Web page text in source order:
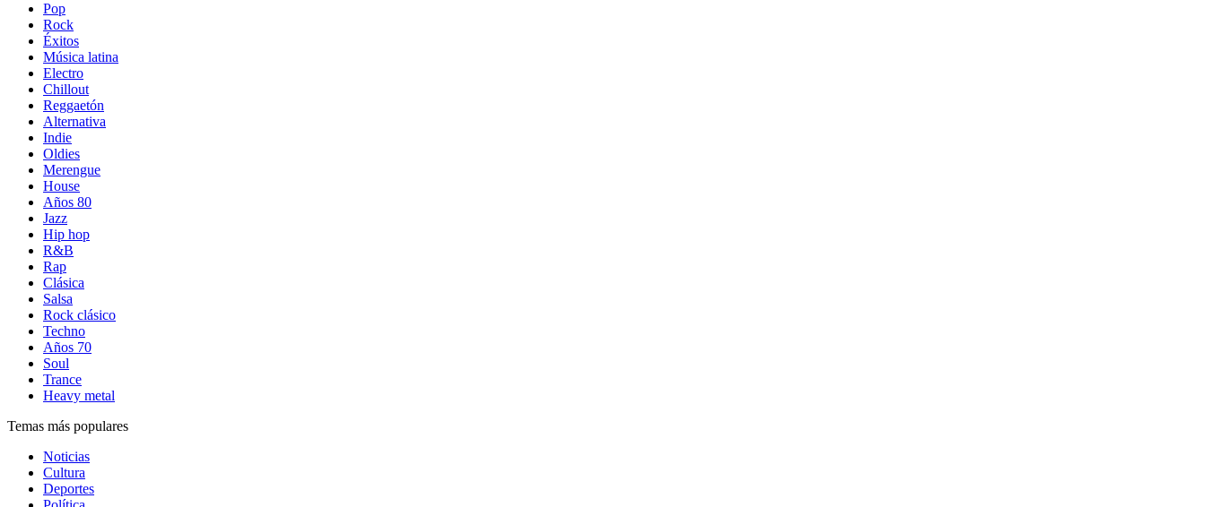
Pop
Rock
Éxitos
Música latina
Electro
Chillout
Reggaetón
Alternativa
Indie
Oldies
Merengue
House
Años 80
Jazz
Hip hop
R&B
Rap
Clásica
Salsa
Rock clásico
Techno
Años 70
Soul
Trance
Heavy metal
Temas más populares
Noticias
Cultura
Deportes